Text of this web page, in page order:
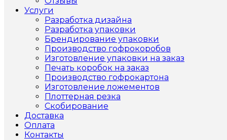
Услуги
Разработка дизайна
Разработка упаковки
Брендирование упаковки
Производство гофрокоробов
Изготовление упаковки на заказ
Печать коробок на заказ
Производство гофрокартона
Изготовление ложементов
Плоттерная резка
Скобирование
Доставка
Оплата
Контакты